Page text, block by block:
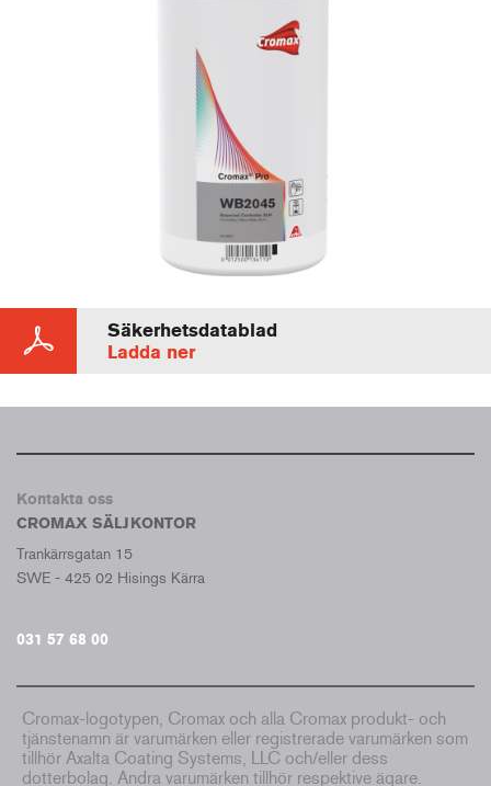
Säkerhetsdatablad
Ladda ner
Kontakta oss
CROMAX SÄLJKONTOR
Trankärrsgatan 15
SWE - 425 02 Hisings Kärra
031 57 68 00
Cromax-logotypen, Cromax och alla Cromax produkt- och
tjänstenamn är varumärken eller registrerade varumärken som
tillhör Axalta Coating Systems, LLC och/eller dess
dotterbolag. Andra varumärken tillhör respektive ägare.